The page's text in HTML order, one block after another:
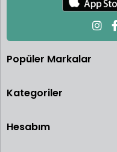
Popüler Markalar
Kategoriler
Hesabım